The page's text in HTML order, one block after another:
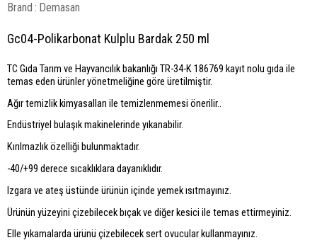
Brand : Demasan
Gc04-Polikarbonat Kulplu Bardak 250 ml
TC Gıda Tarım ve Hayvancılık bakanlığı TR-34-K 186769 kayıt nolu gıda ile
temas eden ürünler yönetmeliğine göre üretilmiştir.
Ağır temizlik kimyasalları ile temizlenmemesi önerilir..
Endüstriyel bulaşık makinelerinde yıkanabilir.
Kırılmazlık özelliği bulunmaktadır.
-40/+99 derece sıcaklıklara dayanıklıdır.
Izgara ve ateş üstünde ürünün içinde yemek ısıtmayınız.
Ürünün yüzeyini çizebilecek bıçak ve diğer kesici ile temas ettirmeyiniz.
Elle yıkamalarda ürünü çizebilecek sert ovucular kullanmayınız.